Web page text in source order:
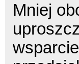
Mniej